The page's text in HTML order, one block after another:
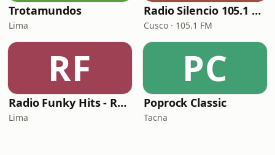
Trotamundos
Lima
Radio Silencio 105.1 Fm
Cusco · 105.1 FM
RF
Radio Funky Hits - R&B
Lima
PC
Poprock Classic
Tacna